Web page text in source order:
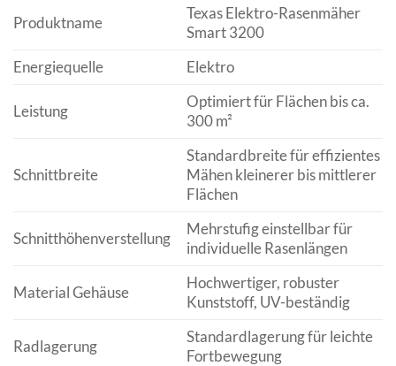
Produktname
Texas Elektro-Rasenmäher
Smart 3200
Energiequelle
Elektro
Leistung
Optimiert für Flächen bis ca.
300 m²
Schnittbreite
Standardbreite für effizientes
Mähen kleinerer bis mittlerer
Flächen
Schnitthöhenverstellung
Mehrstufig einstellbar für
individuelle Rasenlängen
Material Gehäuse
Hochwertiger, robuster
Kunststoff, UV-beständig
Radlagerung
Standardlagerung für leichte
Fortbewegung